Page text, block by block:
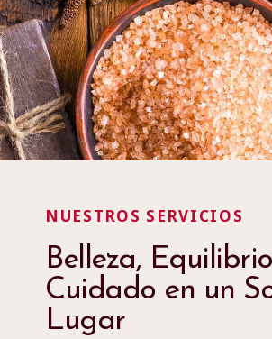
NUESTROS SERVICIOS
Belleza,
Cuidado en un
Lugar